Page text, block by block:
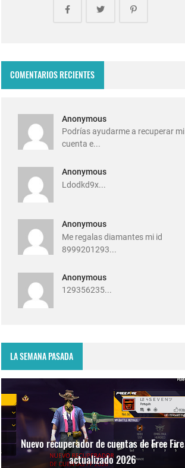
COMENTARIOS RECIENTES
Anonymous
Podrías ayudarme a recuperar mi
cuenta e...
Anonymous
Ldodkd9x...
Anonymous
Me regalas diamantes mi id
8999201293...
Anonymous
129356235...
LA SEMANA PASADA
Nuevo recuperador de cuentas de Free Fire
actualizado 2026